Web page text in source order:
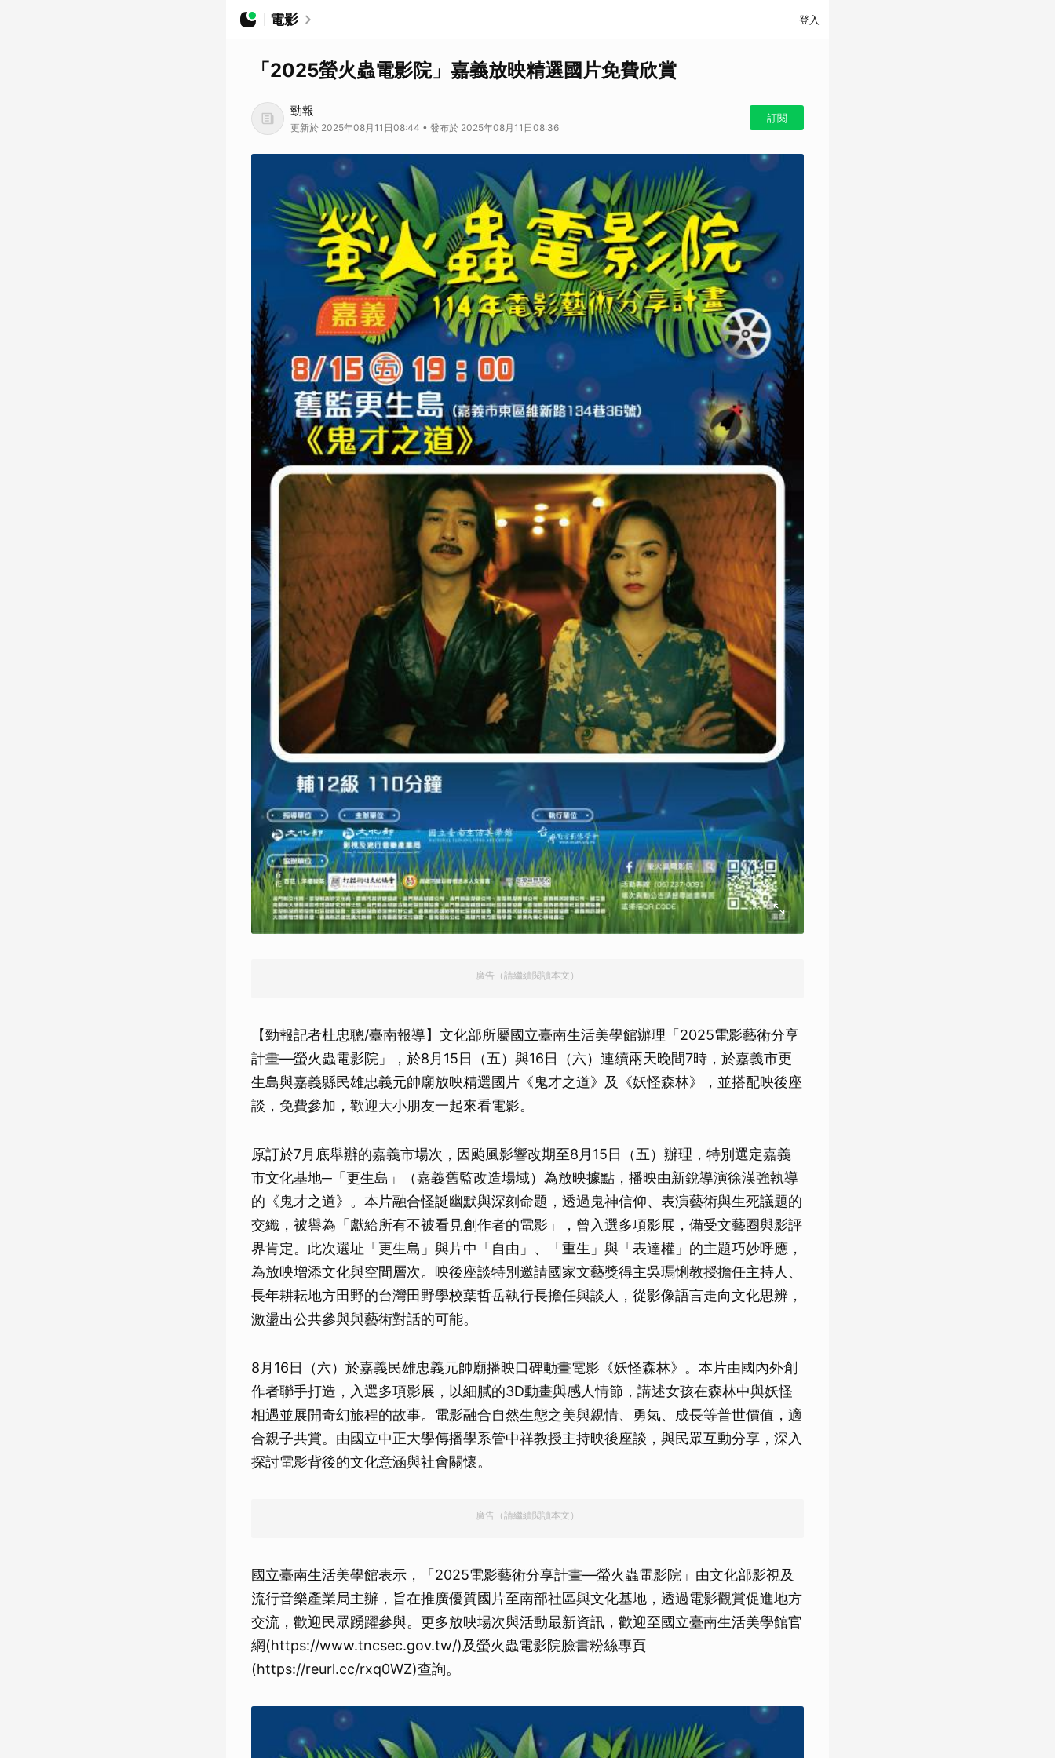
電影 登入
「2025螢火蟲電影院」嘉義放映精選國片免費欣賞
勁報
更新於 2025年08月11日08:44 • 發布於 2025年08月11日08:36
訂閱
廣告（請繼續閱讀本文）
【勁報記者杜忠聰/臺南報導】文化部所屬國立臺南生活美學館辦理「2025電影藝術分享
計畫—螢火蟲電影院」，於8月15日（五）與16日（六）連續兩天晚間7時，於嘉義市更
生島與嘉義縣民雄忠義元帥廟放映精選國片《鬼才之道》及《妖怪森林》，並搭配映後座
談，免費參加，歡迎大小朋友一起來看電影。
原訂於7月底舉辦的嘉義市場次，因颱風影響改期至8月15日（五）辦理，特別選定嘉義
市文化基地─「更生島」（嘉義舊監改造場域）為放映據點，播映由新銳導演徐漢強執導
的《鬼才之道》。本片融合怪誕幽默與深刻命題，透過鬼神信仰、表演藝術與生死議題的
交織，被譽為「獻給所有不被看見創作者的電影」，曾入選多項影展，備受文藝圈與影評
界肯定。此次選址「更生島」與片中「自由」、「重生」與「表達權」的主題巧妙呼應，
為放映增添文化與空間層次。映後座談特別邀請國家文藝獎得主吳瑪悧教授擔任主持人、
長年耕耘地方田野的台灣田野學校葉哲岳執行長擔任與談人，從影像語言走向文化思辨，
激盪出公共參與與藝術對話的可能。
8月16日（六）於嘉義民雄忠義元帥廟播映口碑動畫電影《妖怪森林》。本片由國內外創
作者聯手打造，入選多項影展，以細膩的3D動畫與感人情節，講述女孩在森林中與妖怪
相遇並展開奇幻旅程的故事。電影融合自然生態之美與親情、勇氣、成長等普世價值，適
合親子共賞。由國立中正大學傳播學系管中祥教授主持映後座談，與民眾互動分享，深入
探討電影背後的文化意涵與社會關懷。
廣告（請繼續閱讀本文）
國立臺南生活美學館表示，「2025電影藝術分享計畫—螢火蟲電影院」由文化部影視及
流行音樂產業局主辦，旨在推廣優質國片至南部社區與文化基地，透過電影觀賞促進地方
交流，歡迎民眾踴躍參與。更多放映場次與活動最新資訊，歡迎至國立臺南生活美學館官
網(https://www.tncsec.gov.tw/)及螢火蟲電影院臉書粉絲專頁
(https://reurl.cc/rxq0WZ)查詢。